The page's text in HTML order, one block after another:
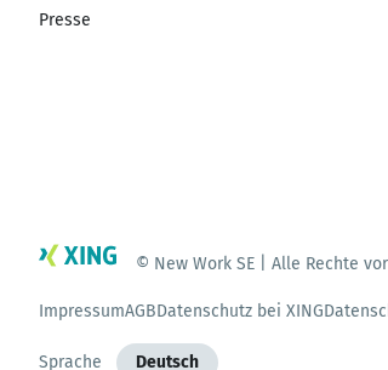
Presse
© New Work SE | Alle Rechte
ImpressumAGBDatenschutz bei XING
Sprache Deutsch